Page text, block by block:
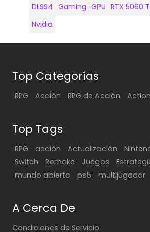
DLSS4 Gaming GPU RTX 5060
Nvidia
Top Categorías
RPG Acción RPG de Acción Action
Top Tags
RPG acción Actualización
Switch
Remake Juegos
mundo abierto
ps5 multijugador
A Cerca De
Condiciones de Servicio